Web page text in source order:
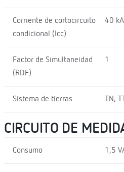
Corriente de cortocircuito
condicional (Icc)
40 kA
Factor de Simultaneidad
(RDF)
1
Sistema de tierras TN, TT
CIRCUITO DE
Consumo 1,5